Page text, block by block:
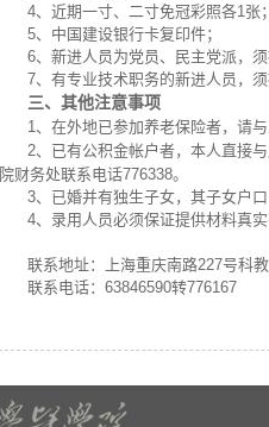
4、近期一寸、二寸免冠彩照各1张
5、中国建设银行卡复印件；
6、新进人员为党员、民主党派，
7、有专业技术职务的新进人员，
三、其他注意事项
1、在外地已参加养老保险者，请
2、已有公积金帐户者，本人直接
院财务处联系电话776338。
3、已婚并有独生子女，其子女户
4、录用人员必须保证提供材料真
联系地址：上海重庆南路227号科
联系电话：63846590转776167